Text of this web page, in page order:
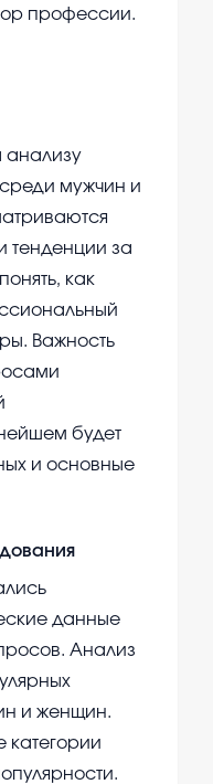
профессии.
анализу
мужчин и
тенденции за
как
Важность
будет
и основные
данные
Анализ
и женщин.
категории